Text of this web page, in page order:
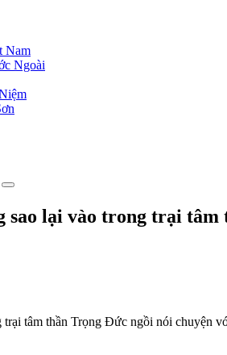
Nam
Ngoài
sao lại vào trong trại tâm
tâm thần Trọng Đức ngồi nói chuyện